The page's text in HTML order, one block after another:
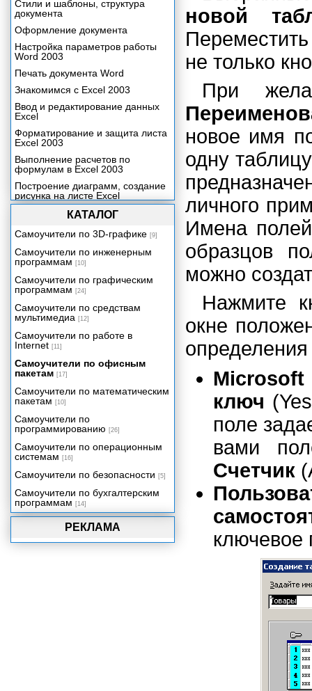
новой
не только
При
новое имя
одну
личного
Имена
образцов
можно
Нажмите
окне
Microsoft
ключ
поле
вами
Счетчик
ключевое
РЕКЛАМА
Стили и шаблоны, структура
документа
Оформление документа
Настройка параметров работы
Word 2003
Печать документа Word
Знакомимся с Excel 2003
Ввод и редактирование данных
Excel
Форматирование и защита листа
Excel 2003
Выполнение расчетов по
формулам в Excel 2003
Построение диаграмм, создание
рисунка на листе Excel
Анализ данных в Excel 2003
Печать документа и настройка
Excel 2003
Знакомимся с Outlook 2003
PowerPoint 2003 – средство для
создания и демонстрации
презентаций
Знакомимся с Microsoft Access
2003
Назначение Access. Запуск
Access и завершение работы с
программой.
Отображение окна базы данных
Access на экране
Использование предыдущих
версий Access
Создание базы данных
Создание таблицы с
помощью мастера
Создание таблицы в режиме
конструктора
Создание или изменение
ключевого поля. Создание
индексов.
КАТАЛОГ
Самоучители по 3D-графике [9]
Самоучители по инженерным
программам [10]
Самоучители по графическим
программам [24]
Самоучители по средствам
мультимедиа [12]
Самоучители по работе в
Internet [11]
Самоучители по офисным
пакетам [17]
Самоучители по математическим
пакетам [10]
Самоучители по
программированию [26]
Самоучители по операционным
системам [16]
Самоучители по безопасности [5]
Самоучители по бухгалтерским
программам [14]